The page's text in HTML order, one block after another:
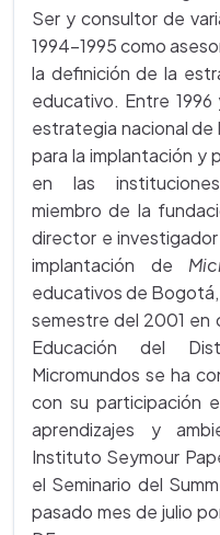
Ser y consultor de
1994-1995 como
la definición de la
educativo. Entre
estrategia nacional de
para la implantación y
en las
miembro de la
director e
implantación de
educativos de
semestre del 2001 en
Educación del
Micromundos se ha
con su participación
aprendizajes y
Instituto Seymour
el Seminario del
pasado mes de julio